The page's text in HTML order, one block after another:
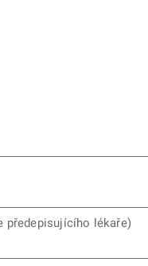
předepisujícího lékaře)